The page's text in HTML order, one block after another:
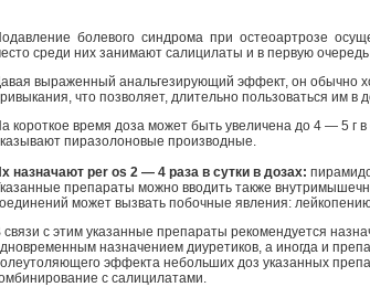
болевого синдрома при остеоартрозе
среди них занимают салицилаты и в первую
выраженный анальгезирующий эффект, он обычно
что позволяет, длительно пользоваться им в
короткое время доза может быть увеличена до 4 — 5 г
пиразолоновые производные.
назначают per os 2 — 4 раза в сутки в дозах:
препараты можно вводить также
может вызвать побочные явления:
связи с этим указанные препараты рекомендуется
назначением диуретиков, а иногда и
эффекта небольших доз указанных
с салицилатами.